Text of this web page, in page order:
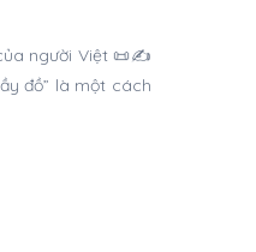
người Việt 📜✍️
đồ” là một cách